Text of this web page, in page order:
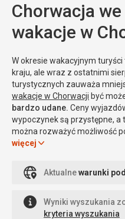
Chorwacja
wakacje w
W okresie wakacyjnym
kraju, ale wraz z ostatnimi
turystycznych zauważa
wakacje w Chorwacji być
bardzo udane. Ceny
wypoczynek są przystępne, a
można rozważyć możliwość
więcej
Czy warto
wrześniu?
Aktualnewarunki
Wyniki wyszukania
kryteria wyszukania